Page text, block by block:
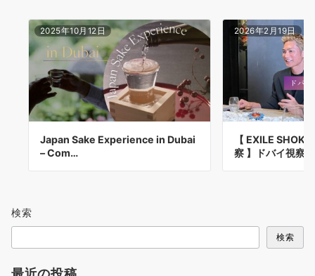
2025年10月12日
Japan Sake Experience in Dubai
– Com…
2026年2月19日
【 EXILE
察 】ドバイ視察
検索
検索